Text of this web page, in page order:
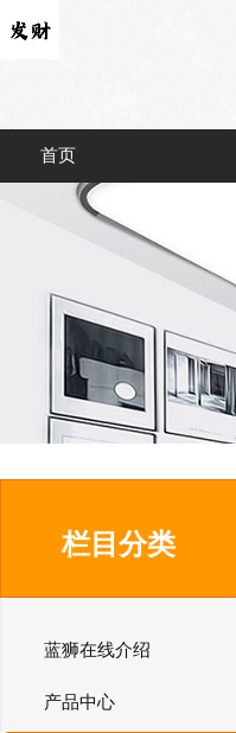
首页
栏目分类
蓝狮在线介绍
产品中心